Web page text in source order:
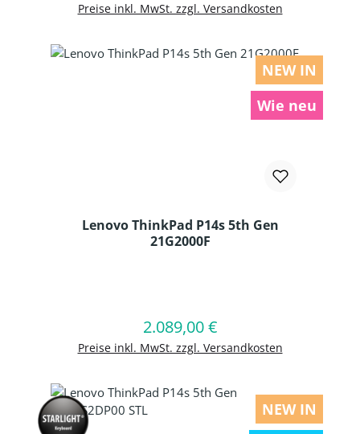
Preise inkl. MwSt. zzgl. Versandkosten
NEW IN
Wie neu
Lenovo ThinkPad P14s 5th Gen
21G2000F
Regulärer Preis:
2.089,00 €
Preise inkl. MwSt. zzgl. Versandkosten
In den Warenkorb
NEW IN